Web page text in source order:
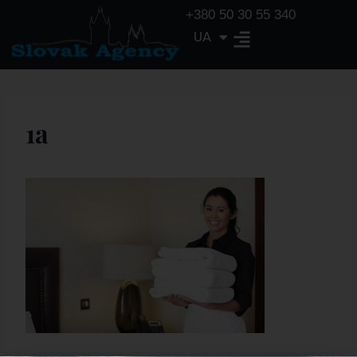
+380 50 30 55 340
UA
EN
1a